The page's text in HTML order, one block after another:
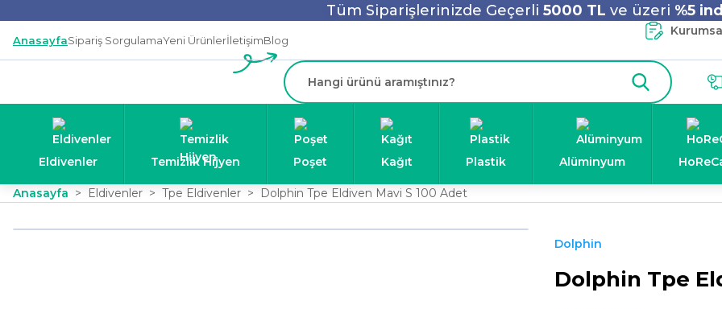
Tüm Siparişlerinizde Geçerli 5000 TL ve üzeri %5
AnasayfaSipariş SorgulamaYeni ÜrünlerİletişimBlog
Eldivenler Temizlik Hijyen Poşet Kağıt Plastik Alüminyum
Anasayfa Eldivenler Tpe Eldivenler Dolphin Tpe Eldiven Mavi S 100 Adet
Dolphin
Dolphin Tpe